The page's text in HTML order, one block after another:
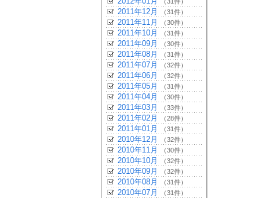
2011年12月 （31件）
2011年11月 （30件）
2011年10月 （31件）
2011年09月 （30件）
2011年08月 （31件）
2011年07月 （32件）
2011年06月 （32件）
2011年05月 （31件）
2011年04月 （30件）
2011年03月 （33件）
2011年02月 （28件）
2011年01月 （31件）
2010年12月 （32件）
2010年11月 （30件）
2010年10月 （32件）
2010年09月 （32件）
2010年08月 （31件）
2010年07月 （31件）